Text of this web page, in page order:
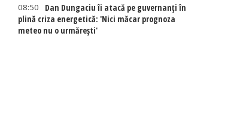
08:50
Dan Dungaciu îi atacă pe guvernanți în
plină criza energetică: 'Nici măcar prognoza
meteo nu o urmărești'